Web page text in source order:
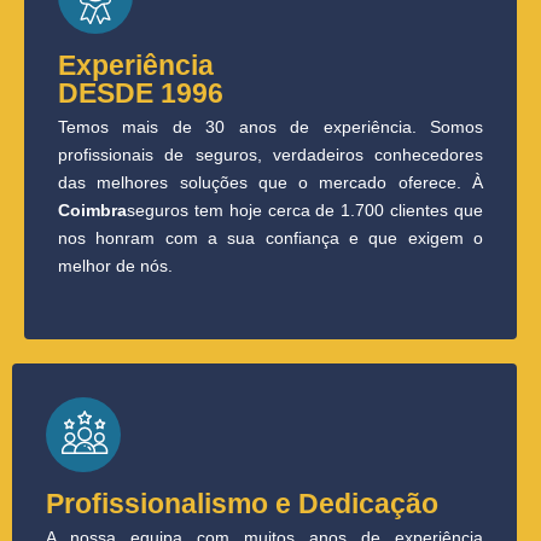
Experiência
DESDE 1996
Temos mais de 30 anos de experiência. Somos
profissionais de seguros, verdadeiros conhecedores
das melhores soluções que o mercado oferece. À
Coimbraseguros tem hoje cerca de 1.700 clientes que
nos honram com a sua confiança e que exigem o
melhor de nós.
Profissionalismo e Dedicação